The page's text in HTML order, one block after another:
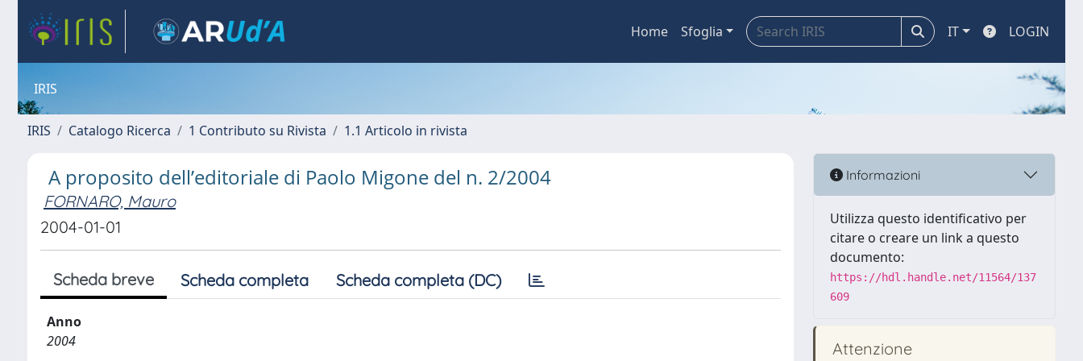
Home Sfoglia IT LOGIN
IRIS
IRIS Catalogo Ricerca 1 Contributo su Rivista 1.1 Articolo in rivista
A proposito dell’editoriale di Paolo Migone del n. 2/2004
FORNARO, Mauro
2004-01-01
Scheda breve Scheda completa Scheda completa (DC)
Anno
2004
Informazioni
Utilizza questo identificativo per
citare o creare un link a questo
documento:
https://hdl.handle.net/11564/137
609
Attenzione